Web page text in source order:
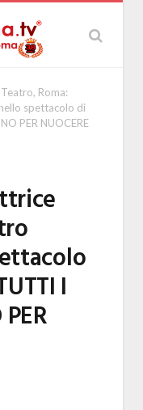
Teatro, Roma:
spettacolo di
PER NUOCERE
I